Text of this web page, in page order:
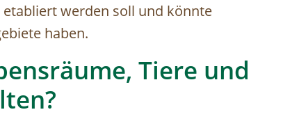
werden soll und könnte
haben.
Tiere und